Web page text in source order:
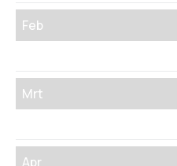
Feb
Mrt
Apr